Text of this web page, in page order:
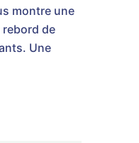
montre une
de
Une